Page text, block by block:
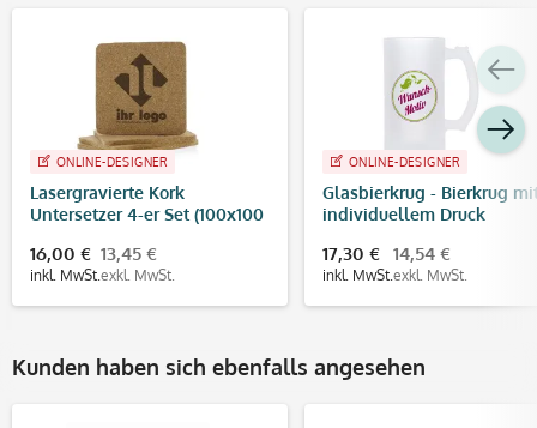
ONLINE-DESIGNER
Lasergravierte Kork
Untersetzer 4-er Set (100x100
16,00 €
inkl. MwSt.
13,45 €
exkl. MwSt.
ONLINE-DESIGNER
Glasbierkrug - Bierkrug
individuellem Druck
17,30 €
inkl. MwSt.
14,54 €
exkl. MwSt.
Kunden haben sich ebenfalls angesehen